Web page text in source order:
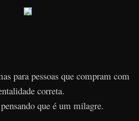
para pessoas que compram com
correta.
que é um milagre.